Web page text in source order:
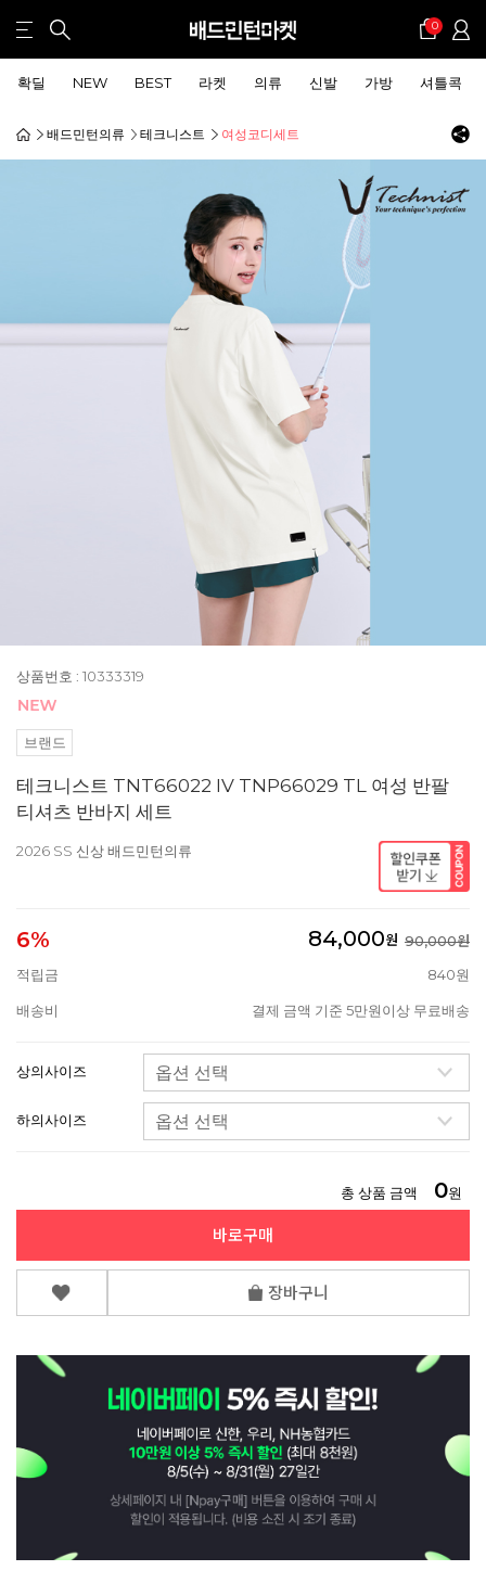
0
확딜 NEW BEST 라켓 의류 신발 가방 셔틀콕
배드민턴의류 테크니스트 여성코디세트
상품번호 : 10333319
브랜드
테크니스트 TNT66022 IV TNP66029 TL 여성 반팔
티셔츠 반바지 세트
2026 SS 신상 배드민턴의류
6% 84,000원 90,000원
적립금
840원
배송비 결제 금액 기준 5만원이상 무료배송
상의사이즈
하의사이즈
총 상품 금액 0원
바로구매
장바구니